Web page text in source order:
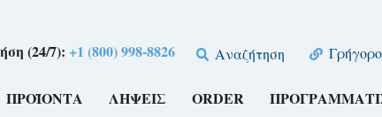
(24/7):+1 (800) 998-8826 Αναζήτηση
ΠΡΟΪΌΝΤΑ ΛΉΨΕΙΣ ORDER